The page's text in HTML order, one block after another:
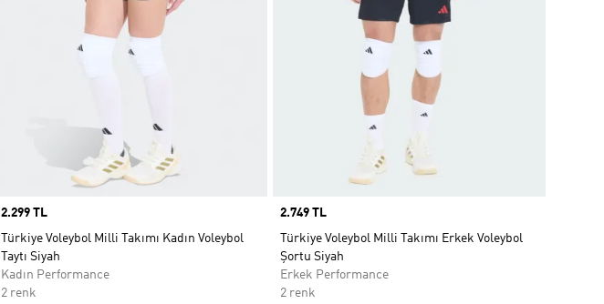
Price
2.299 TL
Türkiye Voleybol Milli Takımı Kadın Voleybol
Taytı Siyah
Kadın Performance
2 renk
Price
2.749 TL
Türkiye Voleybol Milli Takımı Erkek Voleybol
Şortu Siyah
Erkek Performance
2 renk